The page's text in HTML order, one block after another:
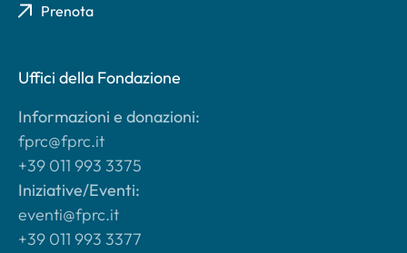
Prenota
Uffici della Fondazione
Informazioni e donazioni:
fprc@fprc.it
+39 011 993 3375
Iniziative/Eventi:
eventi@fprc.it
+39 011 993 3377